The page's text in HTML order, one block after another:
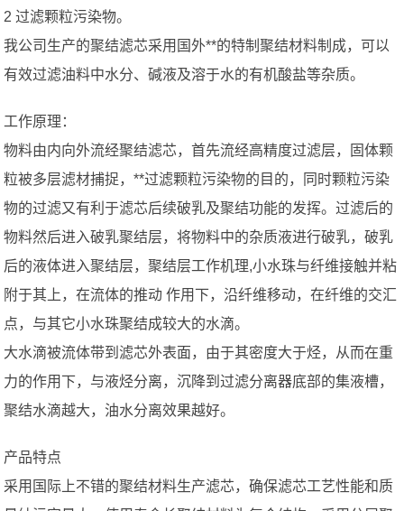
2 过滤颗粒污染物。
我公司生产的聚结滤芯采用国外**的特制聚结材料制成，可以
有效过滤油料中水分、碱液及溶于水的有机酸盐等杂质。
工作原理：
物料由内向外流经聚结滤芯，首先流经高精度过滤层，固体颗
粒被多层滤材捕捉，**过滤颗粒污染物的目的，同时颗粒污染
物的过滤又有利于滤芯后续破乳及聚结功能的发挥。过滤后的
物料然后进入破乳聚结层，将物料中的杂质液进行破乳，破乳
后的液体进入聚结层，聚结层工作机理,小水珠与纤维接触并粘
附于其上，在流体的推动 作用下，沿纤维移动，在纤维的交汇
点，与其它小水珠聚结成较大的水滴。
大水滴被流体带到滤芯外表面，由于其密度大于烃，从而在重
力的作用下，与液烃分离，沉降到过滤分离器底部的集液槽，
聚结水滴越大，油水分离效果越好。
产品特点
采用国际上不错的聚结材料生产滤芯，确保滤芯工艺性能和质